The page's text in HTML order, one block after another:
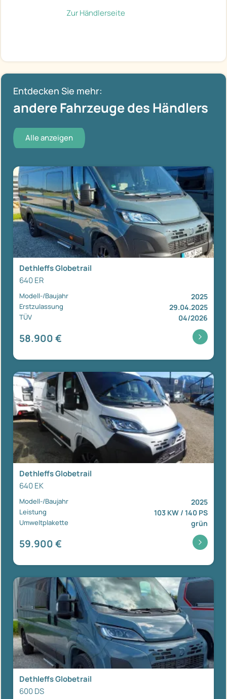
Zur Händlerseite
Entdecken Sie mehr:
andere Fahrzeuge des Händlers
Alle anzeigen
Dethleffs Globetrail
640 ER
Modell-/Baujahr 2025
Erstzulassung 29.04.2025
TÜV 04/2026
58.900 €
Dethleffs Globetrail
640 EK
Modell-/Baujahr 2025
Leistung 103 KW / 140 PS
Umweltplakette grün
59.900 €
Dethleffs Globetrail
600 DS